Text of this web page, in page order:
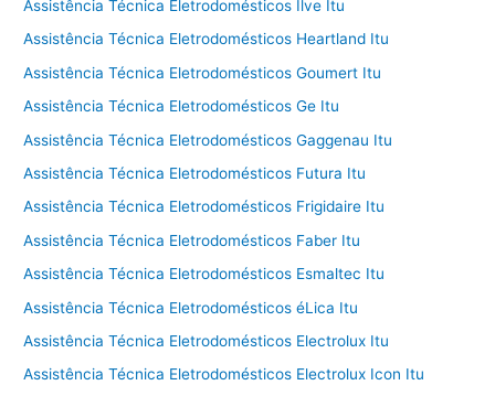
Assistência Técnica Eletrodomésticos Ilve Itu
Assistência Técnica Eletrodomésticos Heartland Itu
Assistência Técnica Eletrodomésticos Goumert Itu
Assistência Técnica Eletrodomésticos Ge Itu
Assistência Técnica Eletrodomésticos Gaggenau Itu
Assistência Técnica Eletrodomésticos Futura Itu
Assistência Técnica Eletrodomésticos Frigidaire Itu
Assistência Técnica Eletrodomésticos Faber Itu
Assistência Técnica Eletrodomésticos Esmaltec Itu
Assistência Técnica Eletrodomésticos éLica Itu
Assistência Técnica Eletrodomésticos Electrolux Itu
Assistência Técnica Eletrodomésticos Electrolux Icon Itu